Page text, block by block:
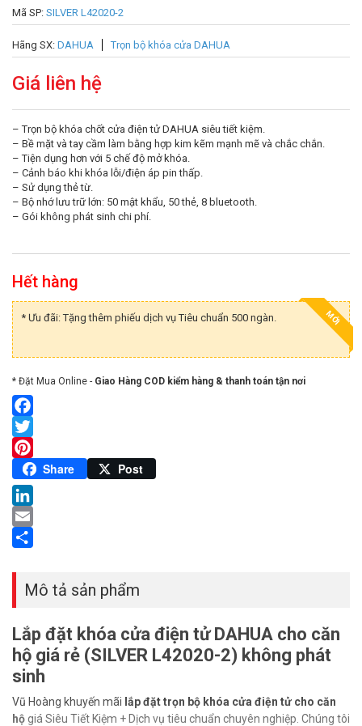
Mã SP: SILVER L42020-2
Hãng SX: DAHUA Trọn bộ khóa cửa DAHUA
Giá liên hệ
– Trọn bộ khóa chốt cửa điện tử DAHUA siêu tiết kiệm.
– Bề mặt và tay cầm làm bằng hợp kim kẽm mạnh mẽ và chắc chắn.
– Tiện dụng hơn với 5 chế độ mở khóa.
– Cảnh báo khi khóa lỗi/điện áp pin thấp.
– Sử dụng thẻ từ.
– Bộ nhớ lưu trữ lớn: 50 mật khẩu, 50 thẻ, 8 bluetooth.
– Gói không phát sinh chi phí.
Hết hàng
MỚI
* Ưu đãi: Tặng thêm phiếu dịch vụ Tiêu chuẩn 500 ngàn.
* Đặt Mua Online - Giao Hàng COD kiểm hàng & thanh toán tận nơi
Facebook
Twitter
Pinterest
Share Post
LinkedIn
Email
Mô tả sản phẩm
Lắp đặt khóa cửa điện tử DAHUA cho căn
hộ giá rẻ (SILVER L42020-2) không phát
sinh
Vũ Hoàng khuyến mãi lắp đặt trọn bộ khóa cửa điện tử cho căn
hộ giá Siêu Tiết Kiệm + Dịch vụ tiêu chuẩn chuyên nghiệp. Chúng tôi